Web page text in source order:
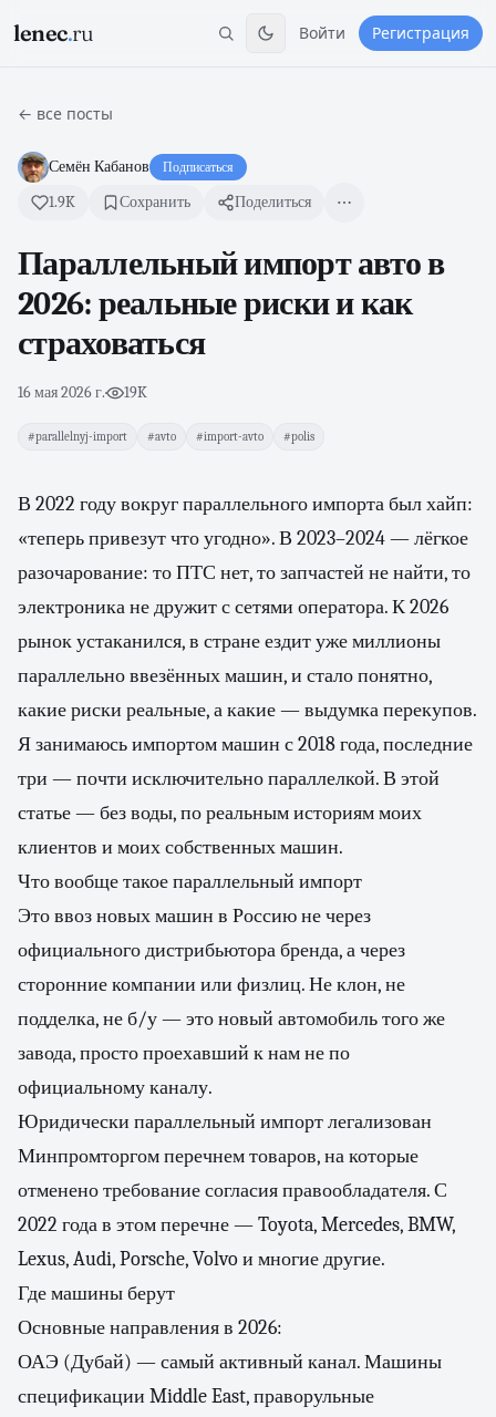
lenec.ru Войти Регистрация
← все посты
Семён Кабанов Подписаться
1.9K Сохранить Поделиться
Параллельный импорт авто в
2026: реальные риски и как
страховаться
16 мая 2026 г.· 19K
#parallelnyj-import #avto #import-avto #polis
В 2022 году вокруг параллельного импорта был хайп:
«теперь привезут что угодно». В 2023–2024 — лёгкое
разочарование: то ПТС нет, то запчастей не найти, то
электроника не дружит с сетями оператора. К 2026
рынок устаканился, в стране ездит уже миллионы
параллельно ввезённых машин, и стало понятно,
какие риски реальные, а какие — выдумка перекупов.
Я занимаюсь импортом машин с 2018 года, последние
три — почти исключительно параллелкой. В этой
статье — без воды, по реальным историям моих
клиентов и моих собственных машин.
Что вообще такое параллельный импорт
Это ввоз новых машин в Россию не через
официального дистрибьютора бренда, а через
сторонние компании или физлиц. Не клон, не
подделка, не б/у — это новый автомобиль того же
завода, просто проехавший к нам не по
официальному каналу.
Юридически параллельный импорт легализован
Минпромторгом перечнем товаров, на которые
отменено требование согласия правообладателя. С
2022 года в этом перечне — Toyota, Mercedes, BMW,
Lexus, Audi, Porsche, Volvo и многие другие.
Где машины берут
Основные направления в 2026:
ОАЭ (Дубай) — самый активный канал. Машины
спецификации Middle East, праворульные